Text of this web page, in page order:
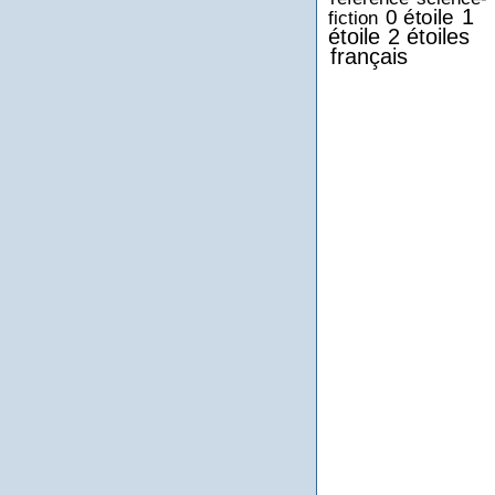
fiction 0 étoile 1
étoile 2 étoiles
français